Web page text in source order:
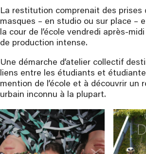
La restitution comprenait des prises
masques – en studio ou sur place –
la cour de l’école vendredi après-
de production intense.
Une démarche d’atelier collectif
liens entre les étudiants et
mention de l’école et à découvrir un
urbain inconnu à la plupart.